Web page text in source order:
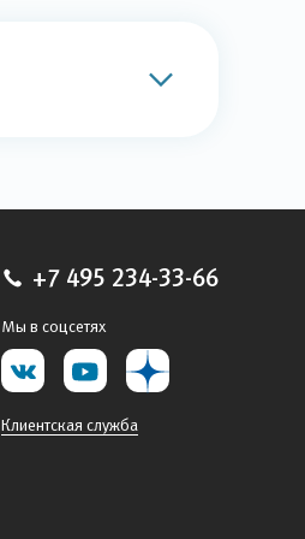
+7 495 234-33-66
Мы в соцсетях
Клиентская служба